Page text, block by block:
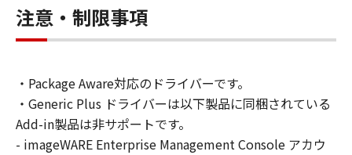
ること、またはコンピューターにおいて表示す
ること、アクセスすること、もしくは実行する
ことのいずれも含むものとします。）するため
お客様は、また「指定機器」にネットワークを
通じて接続されたコンピューター上で、かかる
コンピューターの使用者に対して「本ソフトウ
ェア」を使用させることができますが、かかる
注意・制限事項
・Package Aware対応のドライバーです。
・Generic Plus ドライバーは以下製品に同梱されている
Add-in製品は非サポートです。
- imageWARE Enterprise Management Console アカウ